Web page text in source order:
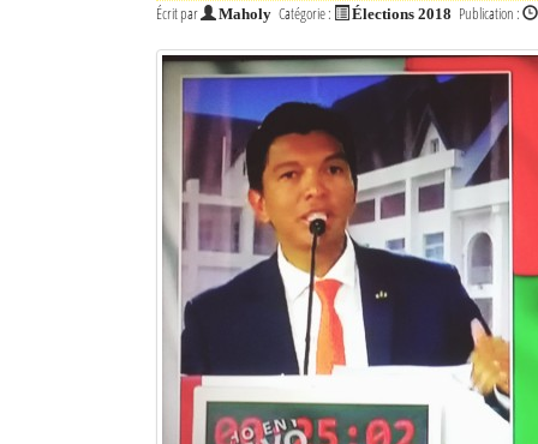
Écrit par Maholy Catégorie : Élections 2018 Publication :